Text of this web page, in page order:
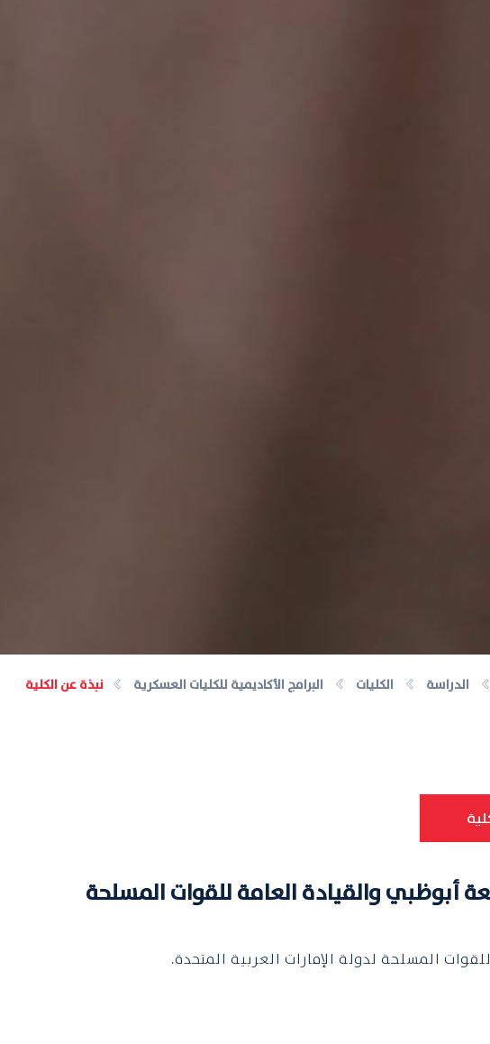
الدراسة الكليات البرامج الأكاديمية للكليات العسكرية نبذة عن الكلية
أبوظبي والقيادة العامة للقوات المسلحة
المسلحة لدولة الإمارات العربية المتحدة.